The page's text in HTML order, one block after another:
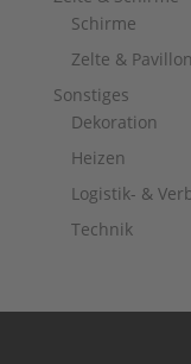
Schirme
Zelte &
Sonstiges
Dekoration
Heizen
Logistik- &
Technik